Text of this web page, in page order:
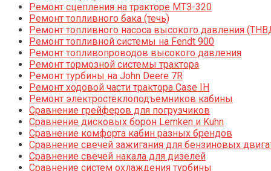
Ремонт сцепления на тракторе МТЗ-320
Ремонт топливного бака (течь)
Ремонт топливного насоса высокого давления
Ремонт топливной системы на Fendt 900
Ремонт топливопроводов высокого давления
Ремонт тормозной системы трактора
Ремонт турбины на John Deere 7R
Ремонт ходовой части трактора Case IH
Ремонт электростеклоподъемников кабины
Сравнение грейферов для погрузчиков
Сравнение дисковых борон Lemken и Kuhn
Сравнение комфорта кабин разных брендов
Сравнение свечей зажигания для бензиновых
Сравнение свечей накала для дизелей
Сравнение систем охлаждения турбины